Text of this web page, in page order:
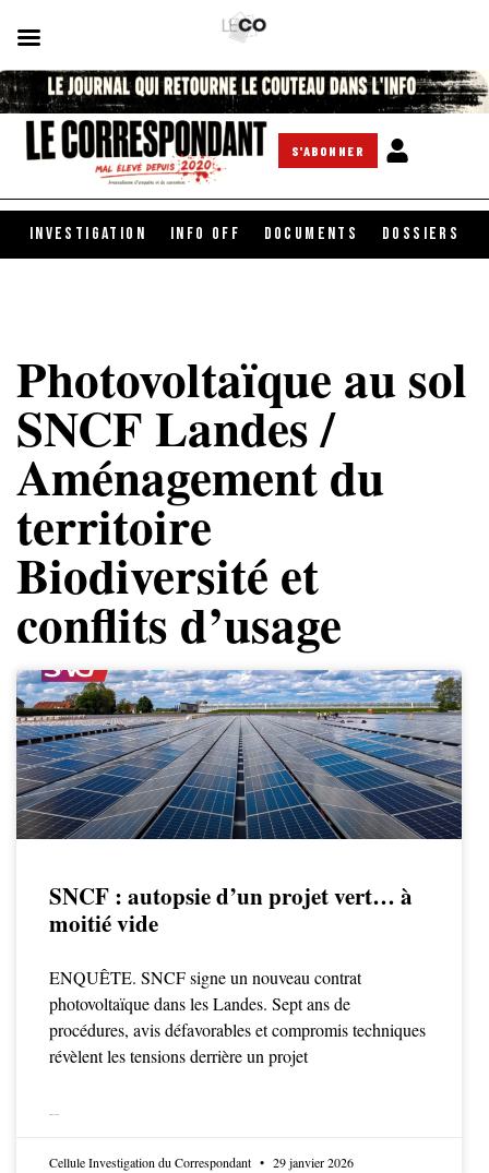
S'ABONNER
INVESTIGATION INFO OFF DOCUMENTS DOSSIERS
Photovoltaïque au sol
SNCF Landes /
Aménagement du
territoire
Biodiversité et
conflits d’usage
SNCF : autopsie d’un projet vert… à
moitié vide
ENQUÊTE. SNCF signe un nouveau contrat
photovoltaïque dans les Landes. Sept ans de
procédures, avis défavorables et compromis techniques
révèlent les tensions derrière un projet
Cellule Investigation du Correspondant 29 janvier 2026